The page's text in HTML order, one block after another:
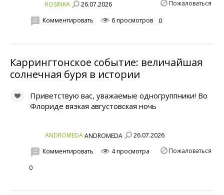
ROSINKA 26.07.2026 Пожаловаться
Комментировать 6 просмотров 0
Каррингтонское событие: величайшая
солнечная буря в истории
Приветствую вас, уважаемые одногруппники! Во
Флориде вязкая августовская ночь
ANDROMEDAANDROMEDA
26.07.2026
Пожаловаться
Комментировать
4 просмотра
0